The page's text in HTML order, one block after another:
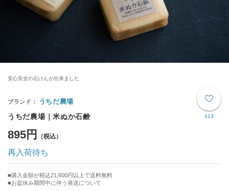
安心安全の石けんが出来ました
413
うちだ農場
うちだ農場｜米ぬか石鹸
895円
再入荷待ち
購入金額が税込21,600円以上で送料無料
お盆休み期間中に伴う発送について